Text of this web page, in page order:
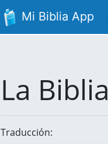
Mi Biblia App
La Biblia
Traducción: